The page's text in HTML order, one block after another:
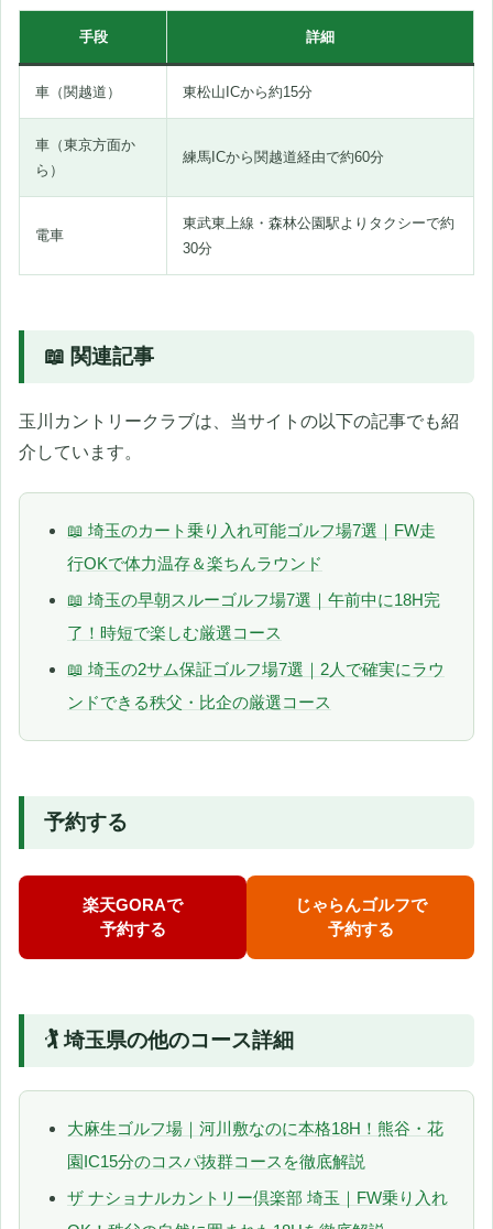
手段 詳細
車（関越道） 東松山ICから約15分
車（東京方面か
ら）
練馬ICから関越道経由で約60分
電車
東武東上線・森林公園駅よりタクシーで約
30分
📖 関連記事
玉川カントリークラブは、当サイトの以下の記事でも紹
介しています。
📖 埼玉のカート乗り入れ可能ゴルフ場7選｜FW走
行OKで体力温存＆楽ちんラウンド
📖 埼玉の早朝スルーゴルフ場7選｜午前中に18H完
了！時短で楽しむ厳選コース
📖 埼玉の2サム保証ゴルフ場7選｜2人で確実にラウ
ンドできる秩父・比企の厳選コース
予約する
楽天GORAで
予約する
じゃらんゴルフで
予約する
🏌️ 埼玉県の他のコース詳細
大麻生ゴルフ場｜河川敷なのに本格18H！熊谷・花
園IC15分のコスパ抜群コースを徹底解説
ザ ナショナルカントリー倶楽部 埼玉｜FW乗り入れ